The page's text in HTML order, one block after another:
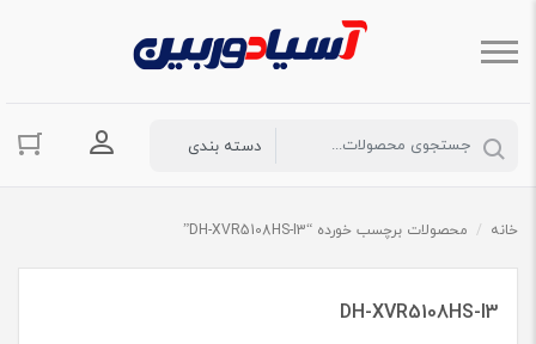
ورود به
خانه / محصولات برچسب خورده “DH-XVR5108HS-I3”
DH-XVR5108HS-I3